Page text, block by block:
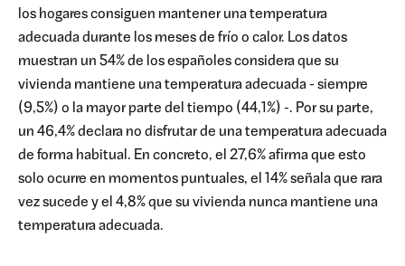
los hogares consiguen mantener una temperatura
adecuada durante los meses de frío o calor. Los datos
muestran un 54% de los españoles considera que su
vivienda mantiene una temperatura adecuada - siempre
(9,5%) o la mayor parte del tiempo (44,1%) -. Por su parte,
un 46,4% declara no disfrutar de una temperatura adecuada
de forma habitual. En concreto, el 27,6% afirma que esto
solo ocurre en momentos puntuales, el 14% señala que rara
vez sucede y el 4,8% que su vivienda nunca mantiene una
temperatura adecuada.